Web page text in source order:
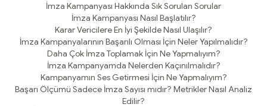
İmza Kampanyası Hakkında Sık Sorulan Sorular
İmza Kampanyası Nasıl Başlatılır?
Karar Vericilere En İyi Şekilde Nasıl Ulaşılır?
İmza Kampanyalarının Başarılı Olması İçin Neler Yapılmalıdır?
Daha Çok İmza Toplamak İçin Ne Yapmalıyım?
İmza Kampanyamda Nelerden Kaçınılmalıdır?
Kampanyamın Ses Getirmesi İçin Ne Yapmalıyım?
Başarı Ölçümü Sadece İmza Sayısı mıdır? Metrikler Nasıl Analiz
Edilir?